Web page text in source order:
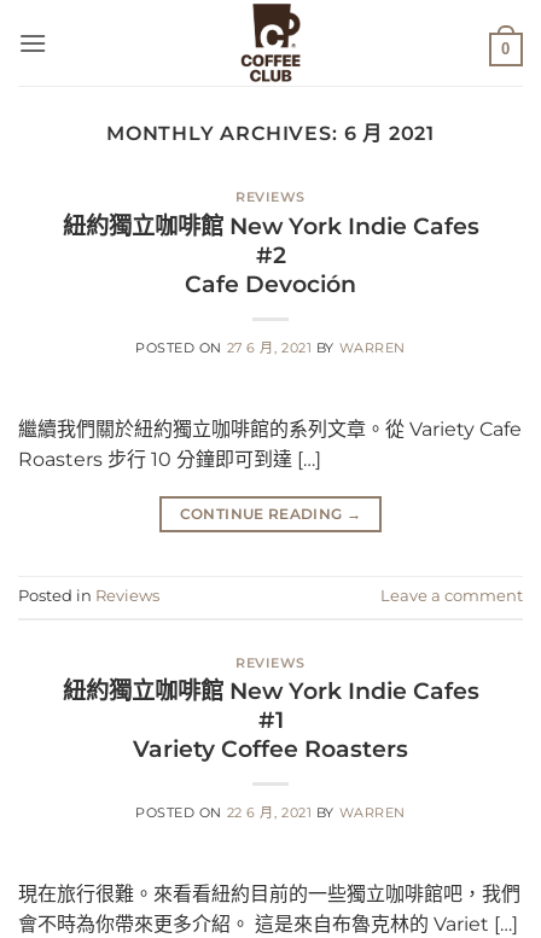
0
MONTHLY ARCHIVES: 6 月 2021
REVIEWS
紐約獨立咖啡館 New York Indie Cafes
#2
Cafe Devoción
POSTED ON 27 6 月, 2021 BY WARREN
繼續我們關於紐約獨立咖啡館的系列文章。從 Variety Cafe
Roasters 步行 10 分鐘即可到達 […]
CONTINUE READING →
Posted in Reviews Leave a comment
REVIEWS
紐約獨立咖啡館 New York Indie Cafes
#1
Variety Coffee Roasters
POSTED ON 22 6 月, 2021 BY WARREN
現在旅行很難。來看看紐約目前的一些獨立咖啡館吧，我們
會不時為你帶來更多介紹。 這是來自布魯克林的 Variet […]